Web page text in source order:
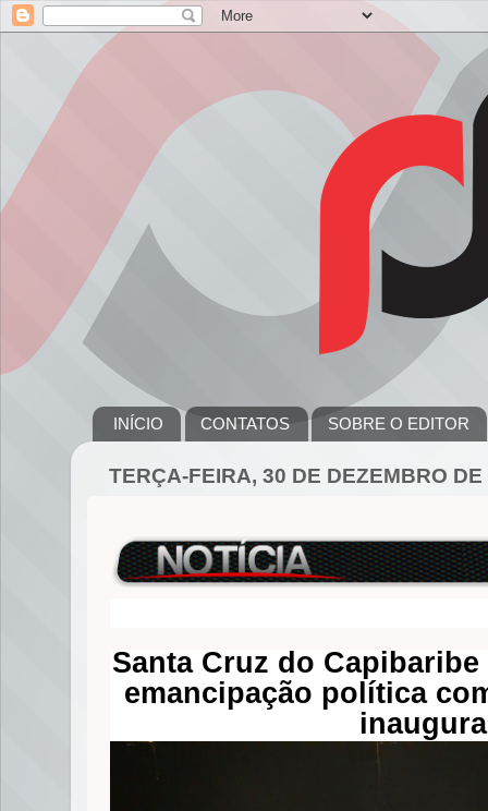
INÍCIO CONTATOS SOBRE O EDITOR
TERÇA-FEIRA, 30 DE DEZEMBRO DE
Santa Cruz do
emancipação política